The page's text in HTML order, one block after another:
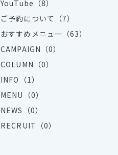
YouTube（8）
ご予約について（7）
おすすめメニュー（63）
CAMPAIGN（0）
COLUMN（0）
INFO（1）
MENU（0）
NEWS（0）
RECRUIT（0）